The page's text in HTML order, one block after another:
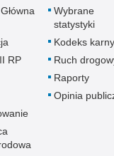
RP
Wybrane
statystyki
Kodeks karny
Ruch
Raporty
Opinia